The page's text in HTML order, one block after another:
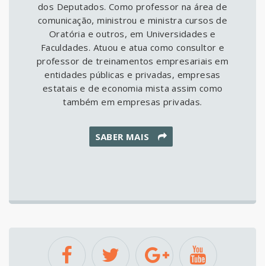
dos Deputados. Como professor na área de
comunicação, ministrou e ministra cursos de
Oratória e outros, em Universidades e
Faculdades. Atuou e atua como consultor e
professor de treinamentos empresariais em
entidades públicas e privadas, empresas
estatais e de economia mista assim como
também em empresas privadas.
SABER MAIS